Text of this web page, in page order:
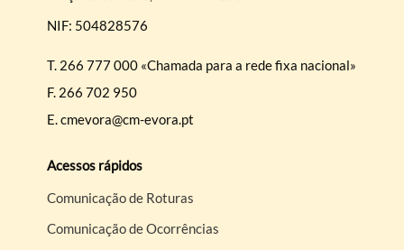
NIF: 504828576
T. 266 777 000 «Chamada para a rede fixa nacional»
F. 266 702 950
E.cmevora@cm-evora.pt
Acessos rápidos
Comunicação de Roturas
Comunicação de Ocorrências